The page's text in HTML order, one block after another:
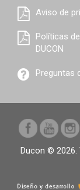
Aviso de
Políticas
DUCON
Preguntas
Ducon © 2026.